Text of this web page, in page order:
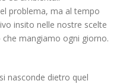
problema, ma al tempo
insito nelle nostre scelte
mangiamo ogni giorno.
nasconde dietro quel